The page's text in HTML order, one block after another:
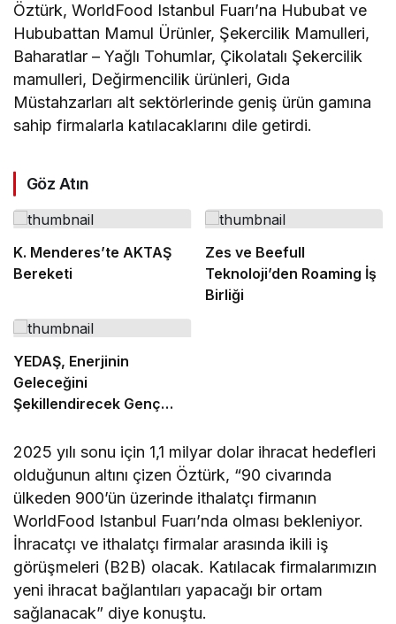
Öztürk, WorldFood Istanbul Fuarı’na Hububat ve
Hububattan Mamul Ürünler, Şekercilik Mamulleri,
Baharatlar – Yağlı Tohumlar, Çikolatalı Şekercilik
mamulleri, Değirmencilik ürünleri, Gıda
Müstahzarları alt sektörlerinde geniş ürün gamına
sahip firmalarla katılacaklarını dile getirdi.
Göz Atın
K. Menderes’te AKTAŞ
Bereketi
Zes ve Beefull
Teknoloji’den Roaming İş
Birliği
YEDAŞ, Enerjinin
Geleceğini
Şekillendirecek Genç
2025 yılı sonu için 1,1 milyar dolar ihracat hedefleri
olduğunun altını çizen Öztürk, “90 civarında
ülkeden 900’ün üzerinde ithalatçı firmanın
WorldFood Istanbul Fuarı’nda olması bekleniyor.
İhracatçı ve ithalatçı firmalar arasında ikili iş
görüşmeleri (B2B) olacak. Katılacak firmalarımızın
yeni ihracat bağlantıları yapacağı bir ortam
sağlanacak” diye konuştu.